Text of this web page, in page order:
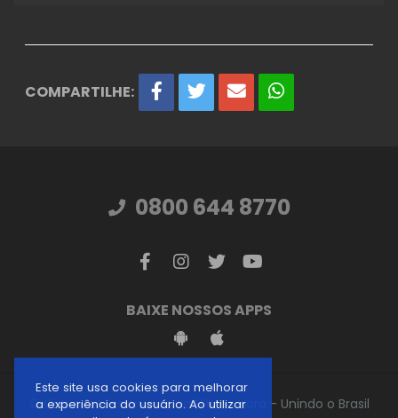
COMPARTILHE:
Este site usa cookies para melhorar
a experiência do usuário. Ao utilizar
0800 644 8770
BAIXE NOSSOS APPS
© Gideões Missionários da Última Hora - Unindo o Brasil